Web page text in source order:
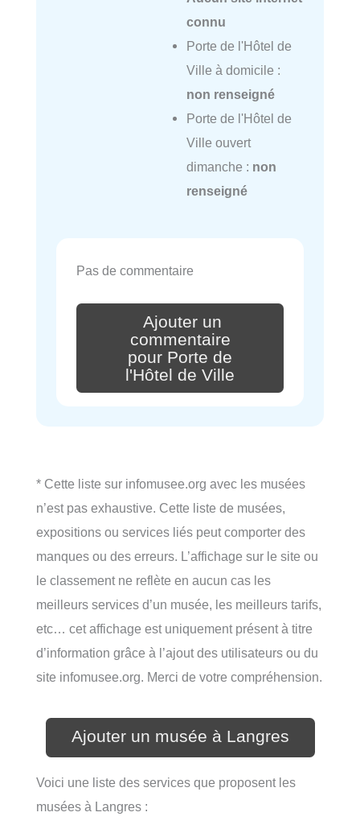
connu
Porte de l'Hôtel de
Ville à domicile :
non renseigné
Porte de l'Hôtel de
Ville ouvert
dimanche : non
renseigné
Pas de commentaire
Ajouter un
commentaire
pour Porte de
l'Hôtel de Ville
* Cette liste sur infomusee.org avec les musées
n’est pas exhaustive. Cette liste de musées,
expositions ou services liés peut comporter des
manques ou des erreurs. L’affichage sur le site ou
le classement ne reflète en aucun cas les
meilleurs services d’un musée, les meilleurs tarifs,
etc… cet affichage est uniquement présent à titre
d’information grâce à l’ajout des utilisateurs ou du
site infomusee.org. Merci de votre compréhension.
Ajouter un musée à Langres
Voici une liste des services que proposent les
musées à Langres :